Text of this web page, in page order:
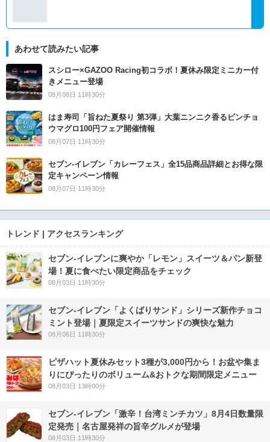
あわせて読みたい記事
スシロー×GAZOO Racing初コラボ！夏休み限定ミニカー付
きメニュー登場
08月08日 11時30分
はま寿司「旨ねた夏祭り 第3弾」大葉ニンニク香るビンチョ
ウマグロ100円フェア開催情報
08月07日 11時30分
セブン‐イレブン「カレーフェス」全15品商品詳細とお得な限
定キャンペーン情報
08月07日 11時30分
トレンド | アクセスランキング
セブン‐イレブンに爽やか「レモン」スイーツ＆パン新登
場！夏に食べたい限定商品をチェック
08月03日 11時30分
セブン‐イレブン「よくばりサンド」シリーズ新作チョコ
ミント登場｜夏限定スイーツサンドの爽快な魅力
08月06日 11時30分
ピザハット夏休みセット3種が3,000円から！お盆や集ま
りにぴったりのボリューム&おトクな期間限定メニュー
08月03日 13時00分
セブン-イレブン「激辛！台湾ミンチカツ」8月4日数量限
定発売｜名古屋発祥の旨辛グルメが登場
08月03日 11時30分